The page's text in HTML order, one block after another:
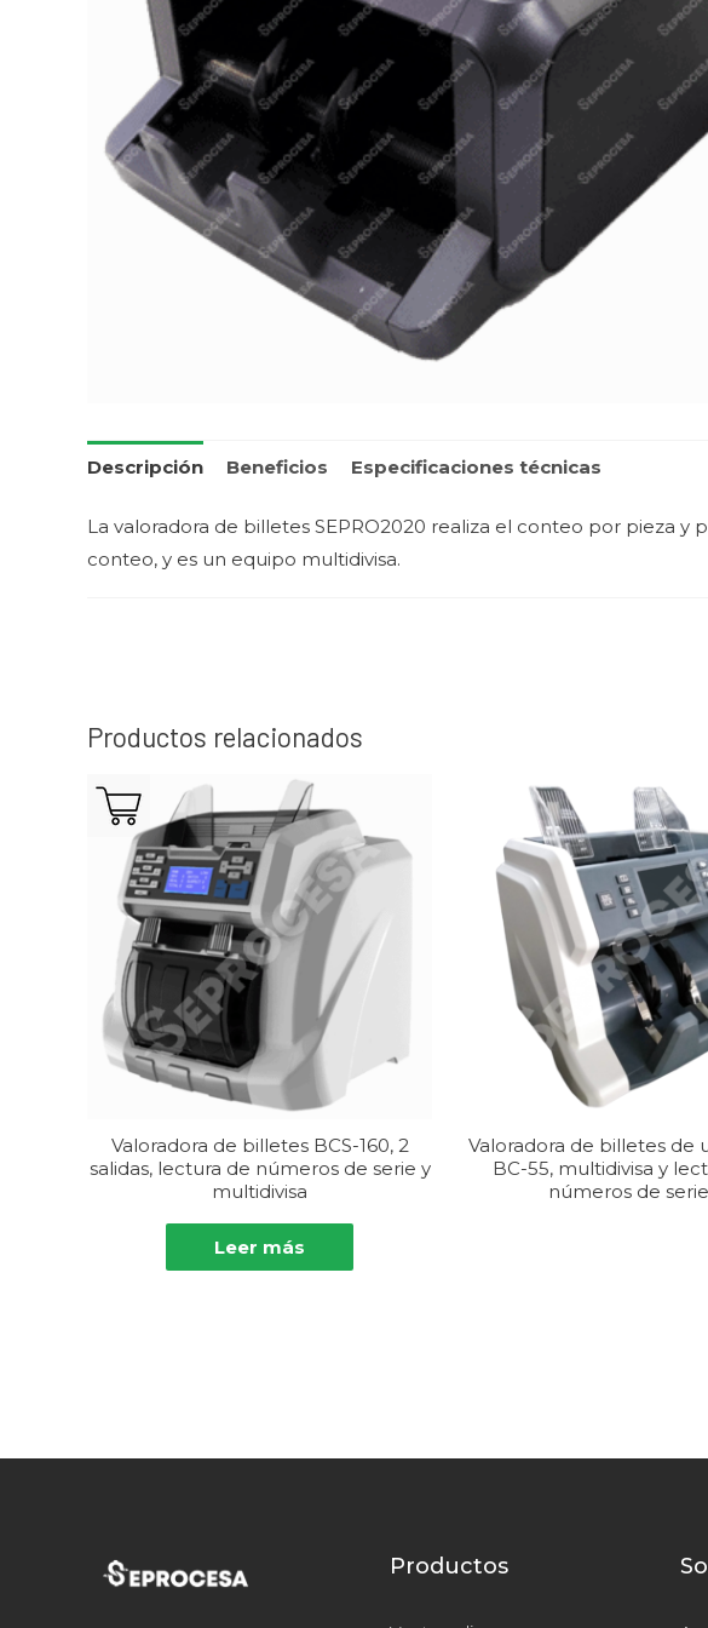
Descripción Beneficios Especificaciones técnicas
La valoradora de billetes SEPRO2020 realiza el conteo por pieza
conteo, y es un equipo multidivisa.
Productos relacionados
Valoradora de billetes BCS-160, 2
salidas, lectura de números de serie y
multidivisa
Leer más
Valoradora de billetes de
BC-55, multidivisa y
números de serie
Productos